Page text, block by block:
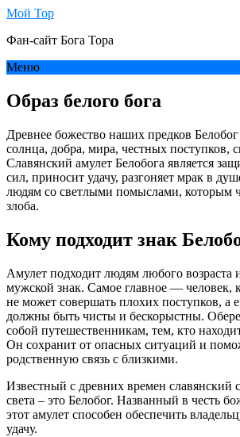
Мой Тор
Фан-сайт Бога Тора
Меню
Образ белого бога
Древнее божество наших предков
солнца, добра, мира, честных поступков,
Славянский амулет Белобога является
сил, приносит удачу, разгоняет мрак в
людям со светлыми помыслами, которым
злоба.
Кому подходит знак
Амулет подходит людям любого возраста
мужской знак. Самое главное — человек,
не может совершать плохих поступков, а
должны быть чисты и бескорыстны.
собой путешественникам, тем, кто
Он сохранит от опасных ситуаций и
родственную связь с близкими.
Известный с древних времен славянский
света – это Белобог. Названный в честь
этот амулет способен обеспечить
удачу.